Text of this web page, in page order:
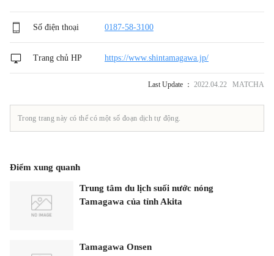
Số điện thoại 0187-58-3100
Trang chủ HP https://www.shintamagawa.jp/
Last Update ： 2022.04.22 MATCHA
Trong trang này có thể có một số đoạn dịch tự động.
Điểm xung quanh
Trung tâm du lịch suối nước nóng
Tamagawa của tỉnh Akita
Tamagawa Onsen